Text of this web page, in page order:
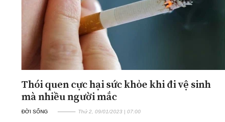
Thói quen cực hại sức khỏe khi đi vệ sinh
mà nhiều người mắc
ĐỜI SỐNG Thứ 2, 09/01/2023 | 07:00